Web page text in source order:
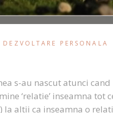
DEZVOLTARE PERSONALA
s-au nascut atunci
‘relatie’ inseamna tot
altii ca inseamna o